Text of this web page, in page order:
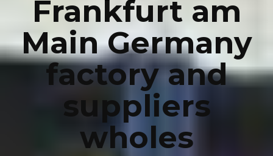
Frankfurt am
Main Germany
factory and
suppliers
wholes